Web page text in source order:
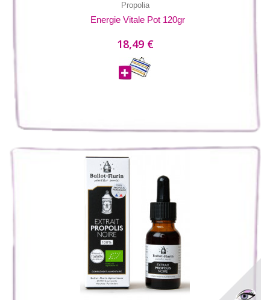
Propolia
Energie Vitale Pot 120gr
18,49 €